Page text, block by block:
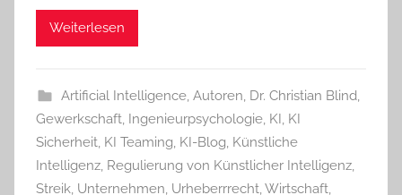
Weiterlesen
Artificial Intelligence, Autoren, Dr. Christian Blind,
Gewerkschaft, Ingenieurpsychologie, KI, KI
Sicherheit, KI Teaming, KI-Blog, Künstliche
Intelligenz, Regulierung von Künstlicher Intelligenz,
Streik, Unternehmen, Urheberrrecht,Wirtschaft,